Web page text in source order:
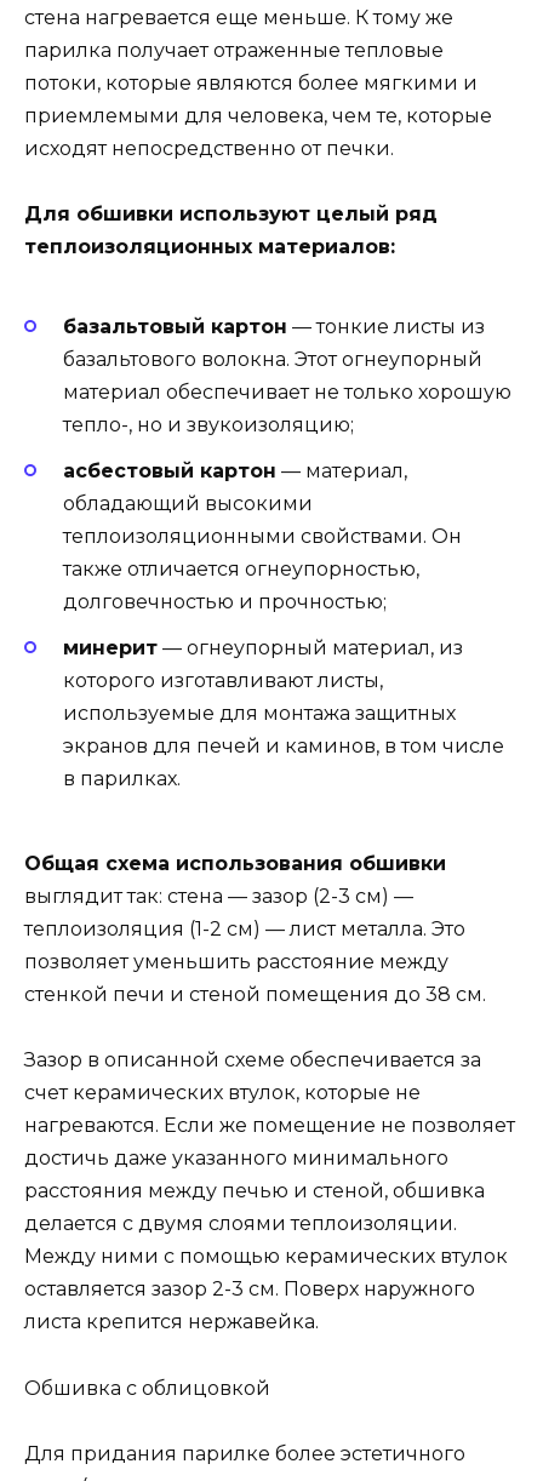
стена нагревается еще меньше. К тому же
парилка получает отраженные тепловые
потоки, которые являются более мягкими и
приемлемыми для человека, чем те, которые
исходят непосредственно от печки.
Для обшивки используют целый ряд
теплоизоляционных материалов:
базальтовый картон — тонкие листы из
базальтового волокна. Этот огнеупорный
материал обеспечивает не только хорошую
тепло-, но и звукоизоляцию;
асбестовый картон — материал,
обладающий высокими
теплоизоляционными свойствами. Он
также отличается огнеупорностью,
долговечностью и прочностью;
минерит — огнеупорный материал, из
которого изготавливают листы,
используемые для монтажа защитных
экранов для печей и каминов, в том числе
в парилках.
Общая схема использования обшивки
выглядит так: стена — зазор (2-3 см) —
теплоизоляция (1-2 см) — лист металла. Это
позволяет уменьшить расстояние между
стенкой печи и стеной помещения до 38 см.
Зазор в описанной схеме обеспечивается за
счет керамических втулок, которые не
нагреваются. Если же помещение не позволяет
достичь даже указанного минимального
расстояния между печью и стеной, обшивка
делается с двумя слоями теплоизоляции.
Между ними с помощью керамических втулок
оставляется зазор 2-3 см. Поверх наружного
листа крепится нержавейка.
Обшивка с облицовкой
Для придания парилке более эстетичного